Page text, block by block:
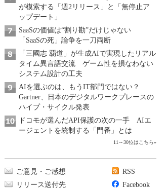
が模索する「週2リリース」と「無停止ア
ップデート」
SaaSの価値は“割り勘”だけじゃない
「SaaSの死」論争を一刀両断
「三國志 覇道」が生成AIで実現したリアル
タイム異言語交流 ゲーム性を損なわない
システム設計の工夫
AIを選ぶのは、もうIT部門ではない？
Gartner、日本のデジタルワークプレースの
ハイプ・サイクル発表
ドコモが選んだAPI保護の次の一手 AIエ
ージェントを統制する「門番」とは
11～30位はこちら»
ご意見・ご感想
リリース送付先
RSS
Facebook